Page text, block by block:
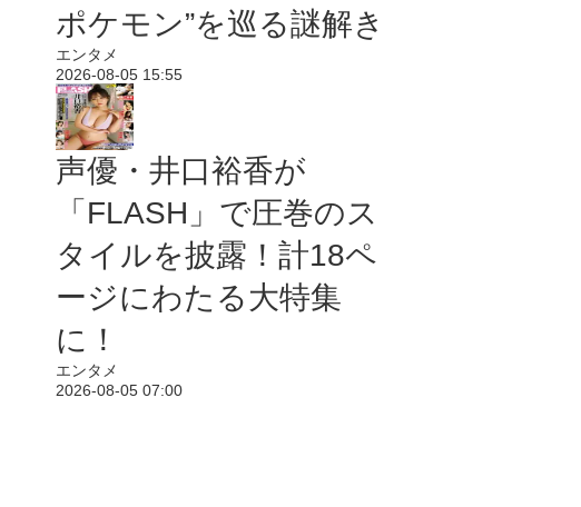
ポケモン”を巡る謎解き
エンタメ
2026-08-05 15:55
声優・井口裕香が
「FLASH」で圧巻のス
タイルを披露！計18ペ
ージにわたる大特集
に！
エンタメ
2026-08-05 07:00